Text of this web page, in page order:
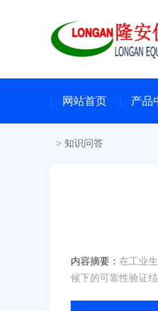
网站首页 产品
> 知识问答
内容摘要： 在工业
候下的可靠性验证